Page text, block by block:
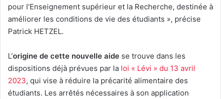
pour l’Enseignement supérieur et la Recherche, destinée à
améliorer les conditions de vie des étudiants », précise
Patrick HETZEL.
L’origine de cette nouvelle aide se trouve dans les
dispositions déjà prévues par la loi « Lévi » du 13 avril
2023, qui vise à réduire la précarité alimentaire des
étudiants. Les arrêtés nécessaires à son application